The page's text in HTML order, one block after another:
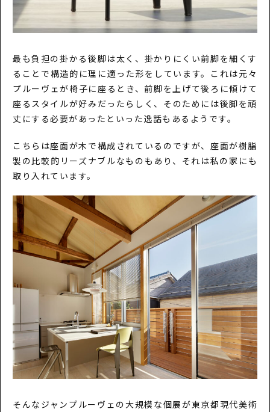
最も負担の掛かる後脚は太く、掛かりにくい前脚を細くす
ることで構造的に理に適った形をしています。これは元々
プルーヴェが椅子に座るとき、前脚を上げて後ろに傾けて
座るスタイルが好みだったらしく、そのためには後脚を頑
丈にする必要があったといった逸話もあるようです。
こちらは座面が木で構成されているのですが、座面が樹脂
製の比較的リーズナブルなものもあり、それは私の家にも
取り入れています。
そんなジャンプルーヴェの大規模な個展が東京都現代美術